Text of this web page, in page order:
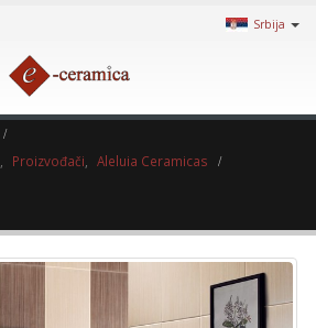
Srbija
Proizvođači
Aleluia Ceramicas